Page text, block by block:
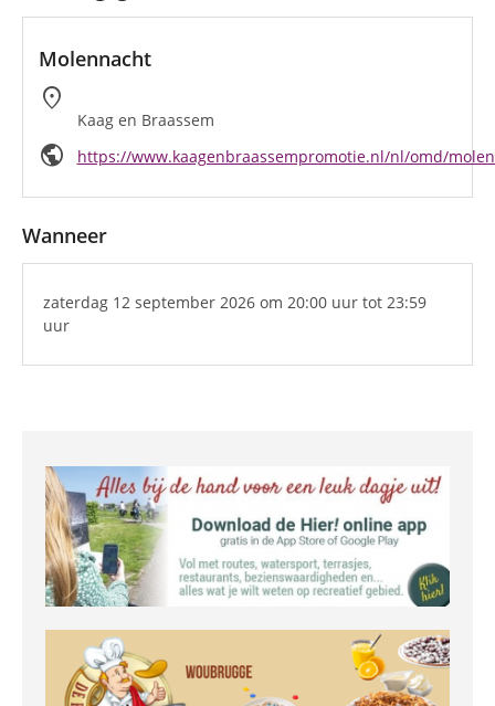
Molennacht
location_on
Kaag en Braassem
public https://www.kaagenbraassempromotie.nl/nl/omd/
Wanneer
zaterdag 12 september 2026 om 20:00 uur tot 23:59
uur